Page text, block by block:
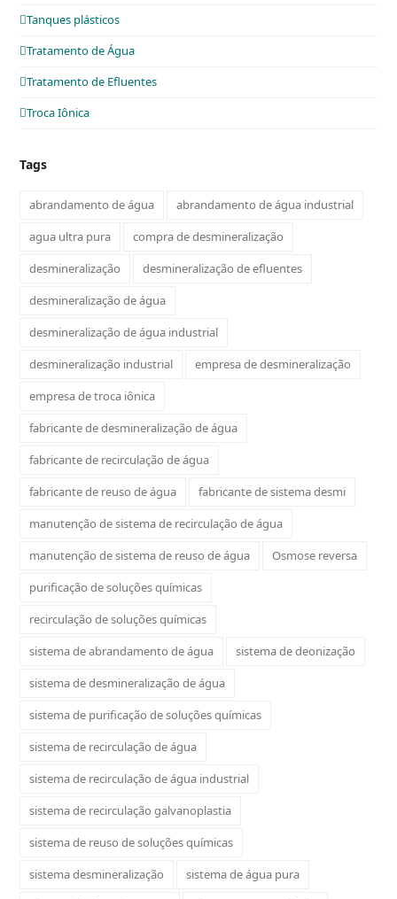
Tanques plásticos
Tratamento de Água
Tratamento de Efluentes
Troca Iônica
Tags
abrandamento de água
abrandamento de água industrial
agua ultra pura
compra de desmineralização
desmineralização
desmineralização de efluentes
desmineralização de água
desmineralização de água industrial
desmineralização industrial
empresa de desmineralização
empresa de troca iônica
fabricante de desmineralização de água
fabricante de recirculação de água
fabricante de reuso de água
fabricante de sistema desmi
manutenção de sistema de recirculação de água
manutenção de sistema de reuso de água
Osmose reversa
purificação de soluções químicas
recirculação de soluções químicas
sistema de abrandamento de água
sistema de deonização
sistema de desmineralização de água
sistema de purificação de soluções químicas
sistema de recirculação de água
sistema de recirculação de água industrial
sistema de recirculação galvanoplastia
sistema de reuso de soluções químicas
sistema desmineralização
sistema de água pura